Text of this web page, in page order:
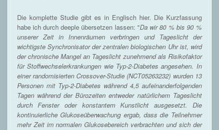
Die komplette Studie gibt es in Englisch hier. Die Kurzfassung
habe ich durch deeple übersetzen lassen: "Da wir 80 % bis 90 %
unserer Zeit in Innenräumen verbringen und Tageslicht der
wichtigste Synchronisator der zentralen biologischen Uhr ist, wird
der chronische Mangel an Tageslicht zunehmend als Risikofaktor
für Stoffwechselerkrankungen wie Typ-2-Diabetes angesehen. In
einer randomisierten Crossover-Studie (NCT05263232) wurden 13
Personen mit Typ-2-Diabetes während 4,5 aufeinanderfolgenden
Tagen während der Bürozeiten entweder natürlichem Tageslicht
durch Fenster oder konstantem Kunstlicht ausgesetzt. Die
kontinuierliche Glukoseüberwachung ergab, dass die Teilnehmer
mehr Zeit im normalen Glukosebereich verbrachten und sich der